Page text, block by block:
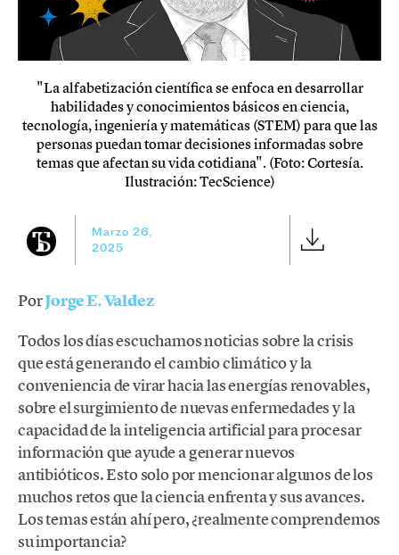
"La alfabetización científica se enfoca en desarrollar
habilidades y conocimientos básicos en ciencia,
tecnología, ingeniería y matemáticas (STEM) para que las
personas puedan tomar decisiones informadas sobre
temas que afectan su vida cotidiana". (Foto: Cortesía.
Ilustración: TecScience)
Marzo 26,
2025
PorJorge E. Valdez
Todos los días escuchamos noticias sobre la crisis
que está generando el cambio climático y la
conveniencia de virar hacia las energías renovables,
sobre el surgimiento de nuevas enfermedades y la
capacidad de la inteligencia artificial para procesar
información que ayude a generar nuevos
antibióticos. Esto solo por mencionar algunos de los
muchos retos que la ciencia enfrenta y sus avances.
Los temas están ahí pero, ¿realmente comprendemos
su importancia?